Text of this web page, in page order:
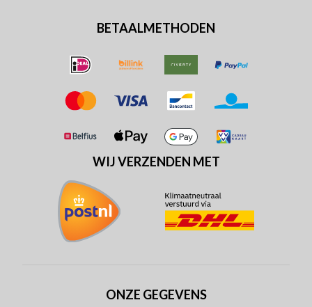
BETAALMETHODEN
WIJ VERZENDEN MET
ONZE GEGEVENS